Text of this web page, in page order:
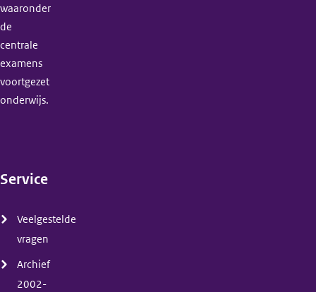
waaronder
de
centrale
examens
voortgezet
onderwijs.
Service
Veelgestelde
vragen
Archief
2002-